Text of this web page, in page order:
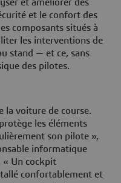
et améliorer des
et le confort des
composants situés à
les interventions de
stand — et ce, sans
des pilotes.
la voiture de course.
les éléments
son pilote »,
informatique
« Un cockpit
confortablement et